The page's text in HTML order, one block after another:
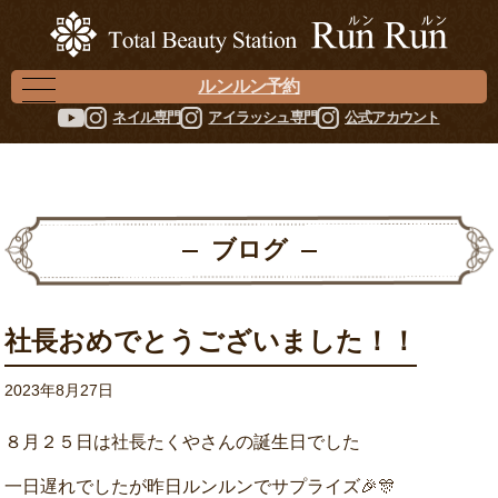
ルンルン予約
ネイル専門 アイラッシュ専門 公式アカウント
ブログ
社長おめでとうございました！！
2023年8月27日
８月２５日は社長たくやさんの誕生日でした
一日遅れでしたが昨日ルンルンでサプライズ🎉🎊